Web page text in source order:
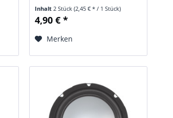
schräg. Eingebaute
Frequenzweiche. Lieferung
UVP: 4,90 €; Technische Daten:
Inhalt 2 Stück(2,45 € * / 1 Stück)
4,90 € *
Merken